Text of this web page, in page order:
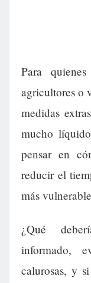
Para
agricultores o
medidas
mucho
pensar en
reducir el
más
¿Qué
informado,
calurosas, y